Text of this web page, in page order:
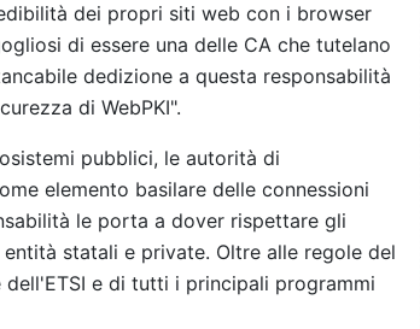
dei propri siti web con i browser
di essere una delle CA che tutelano
dedizione a questa responsabilità
di WebPKI".
pubblici, le autorità di
elemento basilare delle connessioni
le porta a dover rispettare gli
statali e private. Oltre alle regole del
e di tutti i principali programmi